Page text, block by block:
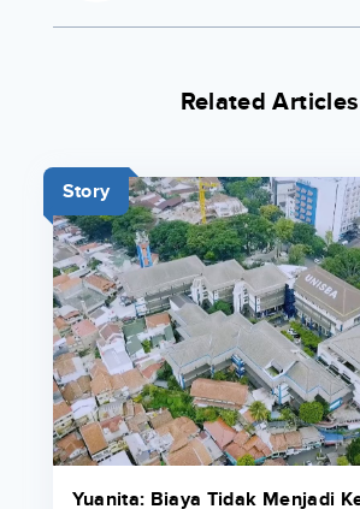
Related Articles
Story
Yuanita: Biaya Tidak Menjadi